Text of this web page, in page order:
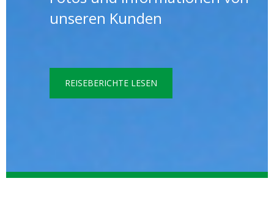
unseren Kunden
REISEBERICHTE LESEN